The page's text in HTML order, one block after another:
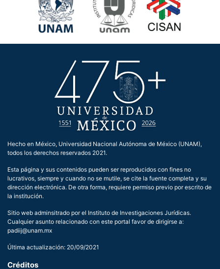
Hecho en México, Universidad Nacional Autónoma de México (UNAM),
todos los derechos reservados 2021.
Esta página y sus contenidos pueden ser reproducidos con fines no
lucrativos, siempre y cuando no se mutile, se cite la fuente completa y su
dirección electrónica. De otra forma, requiere permiso previo por escrito de
la institución.
Sitio web adminsitrado por el Instituto de Investigaciones Jurídicas.
Cualquier asunto relacionado con este portal favor de dirigirse a:
padiij@unam.mx
Última actualización: 20/09/2021
Créditos